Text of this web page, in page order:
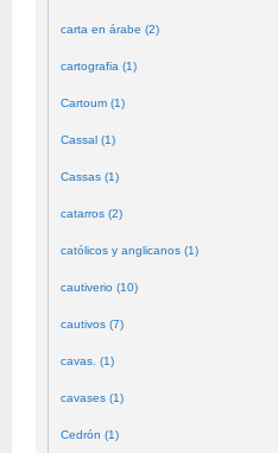
carta en árabe (2)
cartografia (1)
Cartoum (1)
Cassal (1)
Cassas (1)
catarros (2)
católicos y anglicanos (1)
cautiverio (10)
cautivos (7)
cavas. (1)
cavases (1)
Cedrón (1)